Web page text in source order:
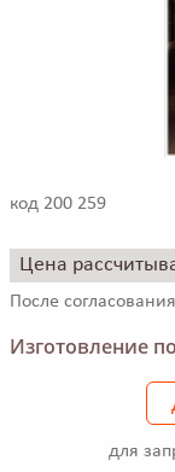
код 200 259
Цена
После
Изготовление
для